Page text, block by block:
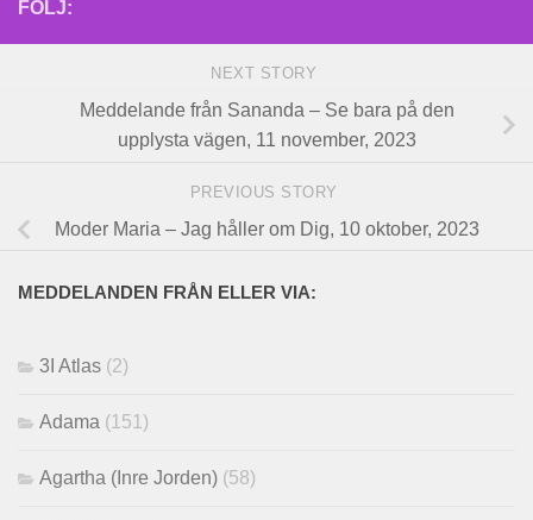
FÖLJ:
NEXT STORY
Meddelande från Sananda – Se bara på den
upplysta vägen, 11 november, 2023
PREVIOUS STORY
Moder Maria – Jag håller om Dig, 10 oktober, 2023
MEDDELANDEN FRÅN ELLER VIA:
3I Atlas (2)
Adama (151)
Agartha (Inre Jorden) (58)